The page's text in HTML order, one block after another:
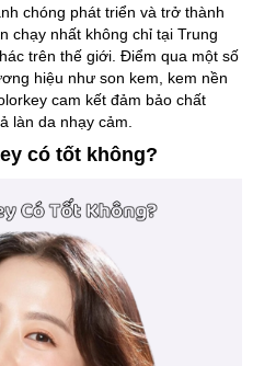
chóng phát triển và trở thành
chạy nhất không chỉ tại Trung
trên thế giới. Điểm qua một số
hiệu như son kem, kem nền
cam kết đảm bảo chất
làn da nhạy cảm.
có tốt không?